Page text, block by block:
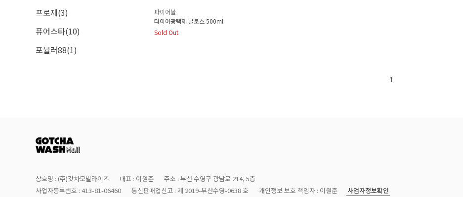
프로제(3)
퓨어스타(10)
포뮬러88(1)
파이어볼
타이어광택제 글로스 500ml
Sold Out
1
상호명 : (주)갓차모빌라이즈 대표 : 이원준
주소 : 부산 수영구 광남로 214, 5층
사업자등록번호 : 413-81-06460
통신판매업신고 : 제 2019-부산수영-0638 호 개인정보 보호 책임자 : 이원준 사업자정보확인